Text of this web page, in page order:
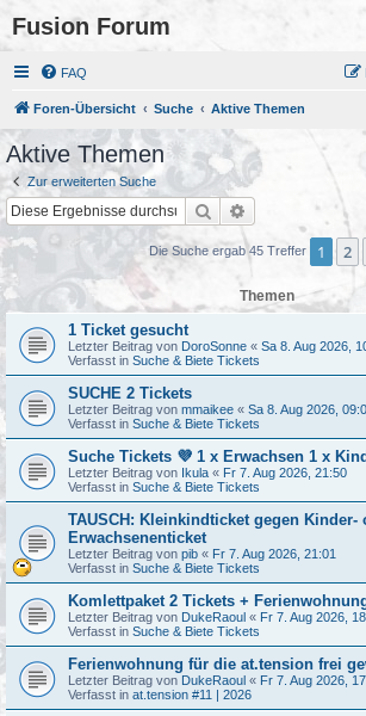
Fusion Forum
FAQ
Foren-Übersicht Suche Aktive Themen
Aktive Themen
Zur erweiterten Suche
Suche Erweiterte Suche
Die Suche ergab 45 Treffer 1 2
Themen
1 Ticket gesucht
Letzter Beitrag von DoroSonne « Sa 8. Aug 2026,
Verfasst in Suche & Biete Tickets
SUCHE 2 Tickets
Letzter Beitrag von mmaikee « Sa 8. Aug 2026,
Verfasst in Suche & Biete Tickets
Suche Tickets 💜 1 x Erwachsen 1 x
Letzter Beitrag von Ikula « Fr 7. Aug 2026, 21:50
Verfasst in Suche & Biete Tickets
TAUSCH: Kleinkindticket gegen Kinder-
Erwachsenenticket
Letzter Beitrag von pib « Fr 7. Aug 2026, 21:01
Verfasst in Suche & Biete Tickets
Komlettpaket 2 Tickets +
Letzter Beitrag von DukeRaoul « Fr 7. Aug 2026,
Verfasst in Suche & Biete Tickets
Ferienwohnung für die at.tension frei
Letzter Beitrag von DukeRaoul « Fr 7. Aug 2026,
Verfasst in at.tension #11 | 2026